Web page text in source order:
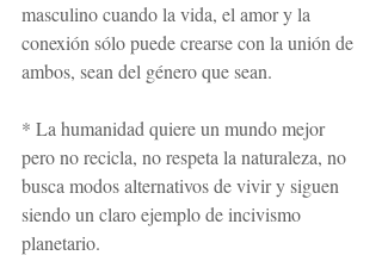
masculino cuando la vida, el amor y la
conexión sólo puede crearse con la unión de
ambos, sean del género que sean.
* La humanidad quiere un mundo mejor
pero no recicla, no respeta la naturaleza, no
busca modos alternativos de vivir y siguen
siendo un claro ejemplo de incivismo
planetario.